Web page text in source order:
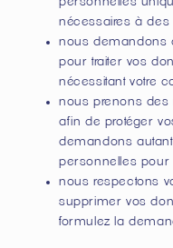
nécessaires à des
nous demandons
pour traiter vos
nécessitant votre
nous prenons des
afin de protéger
demandons
personnelles pour
nous respectons
supprimer vos
formulez la